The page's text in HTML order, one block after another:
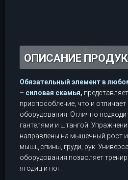
ОПИСАНИЕ
Обязательный элемент в
– силовая скамья,
приспособление, что и отличает
оборудования. Отлично
гантелями и штангой.
направлены на мышечный рост и
мышц спины, груди, рук.
оборудования позволяет
ягодиц и ног.